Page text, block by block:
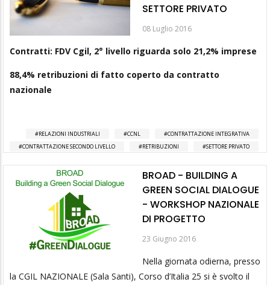
SETTORE PRIVATO
08 Luglio 2016
Contratti: FDV Cgil, 2° livello riguarda solo 21,2% imprese
88,4% retribuzioni di fatto coperto da contratto
nazionale
RELAZIONI INDUSTRIALI CCNL
CONTRATTAZIONE INTEGRATIVA
CONTRATTAZIONE SECONDO LIVELLO
RETRIBUZIONI SETTORE PRIVATO
BROAD - BUILDING A
GREEN SOCIAL DIALOGUE
- WORKSHOP NAZIONALE
DI PROGETTO
23 Giugno 2016
Nella giornata odierna, presso
la CGIL NAZIONALE (Sala Santi), Corso d’Italia 25 si è svolto il